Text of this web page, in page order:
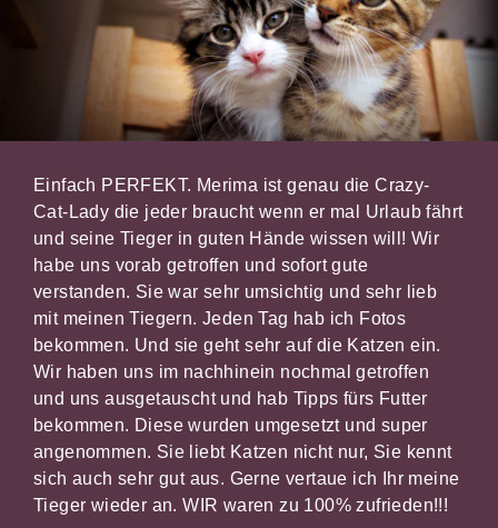
Einfach PERFEKT. Merima ist genau die Crazy-
Cat-Lady die jeder braucht wenn er mal Urlaub fährt
und seine Tieger in guten Hände wissen will! Wir
habe uns vorab getroffen und sofort gute
verstanden. Sie war sehr umsichtig und sehr lieb
mit meinen Tiegern. Jeden Tag hab ich Fotos
bekommen. Und sie geht sehr auf die Katzen ein.
Wir haben uns im nachhinein nochmal getroffen
und uns ausgetauscht und hab Tipps fürs Futter
bekommen. Diese wurden umgesetzt und super
angenommen. Sie liebt Katzen nicht nur, Sie kennt
sich auch sehr gut aus. Gerne vertaue ich Ihr meine
Tieger wieder an. WIR waren zu 100% zufrieden!!!